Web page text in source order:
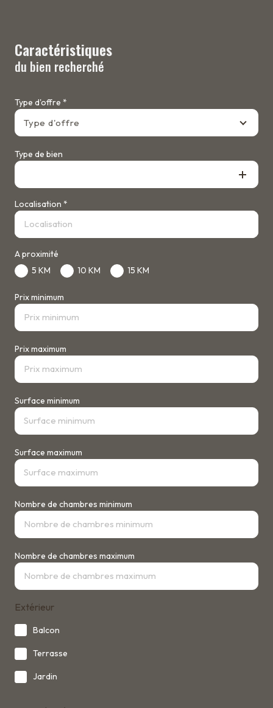
Caractéristiques
du bien recherché
Type d'offre *
Type d'offre
Type de bien
Localisation *
A proximité
5 KM
10 KM 15 KM
Prix minimum
Prix maximum
Surface minimum
Surface maximum
Nombre de chambres minimum
Nombre de chambres maximum
Extérieur
Balcon
Terrasse
Jardin